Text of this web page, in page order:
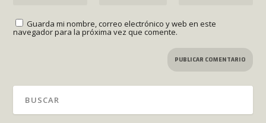
Guarda mi nombre, correo electrónico y web en este
navegador para la próxima vez que comente.